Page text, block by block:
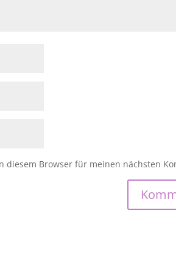
diesem Browser für meinen nächsten